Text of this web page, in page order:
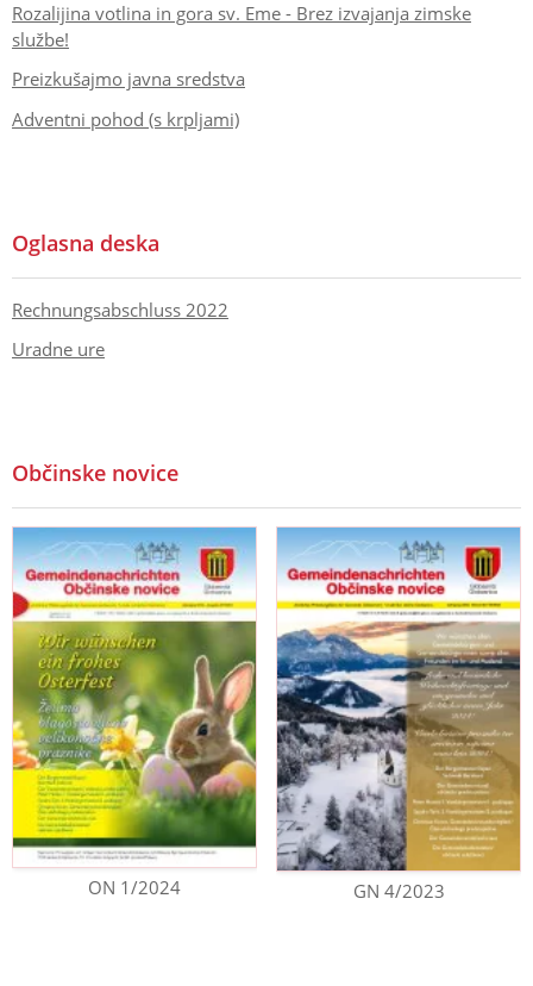
Rozalijina votlina in gora sv. Eme - Brez izvajanja zimske
službe!
Preizkušajmo javna sredstva
Adventni pohod (s krpljami)
Oglasna deska
Rechnungsabschluss 2022
Uradne ure
Občinske novice
ON 1/2024 GN 4/2023